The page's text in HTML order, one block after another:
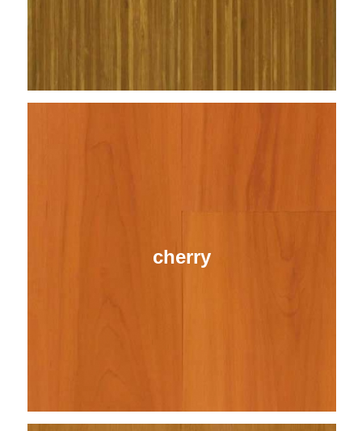
cherry